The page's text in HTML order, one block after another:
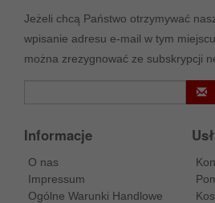
Jeżeli chcą Państwo otrzymywać
wpisanie adresu e-mail w tym
można zrezygnować ze subskrypcji
Informacje
O nas
Impressum
Ogólne Warunki Handlowe